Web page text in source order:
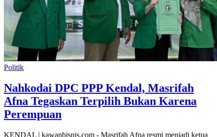
Politik
Nahkodai DPC PPP Kendal, Masrifah
Afna Tegaskan Terpilih Bukan Karena
Perempuan
KENDAL | kawanbisnis.com - Masrifah Afna resmi menjadi ketua